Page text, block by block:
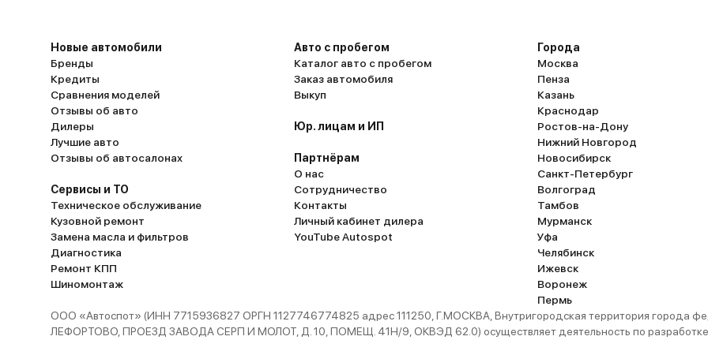
Новые автомобили
Бренды
Кредиты
Сравнения моделей
Отзывы об авто
Дилеры
Лучшие авто
Отзывы об автосалонах
Сервисы и ТО
Техническое обслуживание
Кузовной ремонт
Замена масла и фильтров
Диагностика
Ремонт КПП
Шиномонтаж
Авто с пробегом
Каталог авто с пробегом
Заказ автомобиля
Выкуп
Юр. лицам и ИП
Партнёрам
О нас
Сотрудничество
Контакты
Личный кабинет дилера
YouTube Autospot
Города
Москва
Пенза
Казань
Краснодар
Ростов-на-Дону
Нижний Новгород
Новосибирск
Санкт-Петербург
Волгоград
Тамбов
Мурманск
Уфа
Челябинск
Ижевск
Воронеж
Пермь
ООО «Автоспот» (ИНН 7715936827 ОРГН 1127746774825 адрес 111250, Г.МОСКВА, Внутригородская территория города
ЛЕФОРТОВО, ПРОЕЗД ЗАВОДА СЕРП И МОЛОТ, Д. 10, ПОМЕЩ. 41Н/9, ОКВЭД 62.0) осуществляет деятельность по разработке